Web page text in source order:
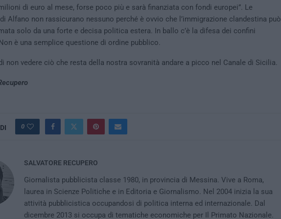
di euro al mese, forse poco più e sarà finanziata con fondi europei”. Le
Alfano non rassicurano nessuno perché è ovvio che l’immigrazione clandestina può
solo da una forte e decisa politica estera. In ballo c’è la difesa dei confini
è una semplice questione di ordine pubblico.
non vedere ciò che resta della nostra sovranità andare a picco nel Canale di Sicilia.
0
SALVATORE RECUPERO
Giornalista pubblicista classe 1980, in provincia di Messina. Vive a Roma,
laurea in Scienze Politiche e in Editoria e Giornalismo. Nel 2004 inizia la sua
attività pubblicistica occupandosi di politica interna ed internazionale. Dal
dicembre 2013 si occupa di tematiche economiche per Il Primato Nazionale.